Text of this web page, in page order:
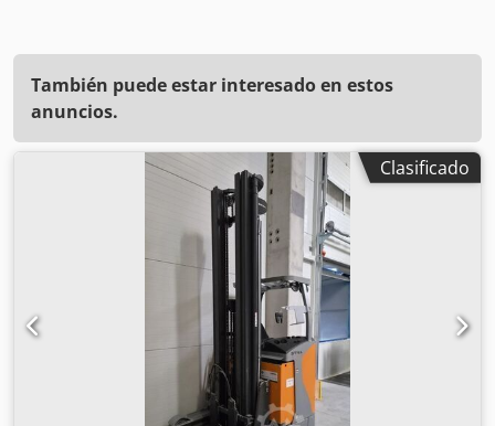
También puede estar interesado en estos
anuncios.
Clasificado